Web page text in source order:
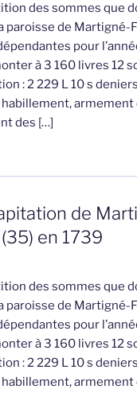
des sommes que
paroisse de Martigné-
pour
à 3 160 livres 12
: 2 229 L 10 s
habillement, armement
des […]
de
en 1739
des sommes que
paroisse de Martigné-
pour
à 3 160 livres 12
: 2 229 L 10 s
habillement, armement